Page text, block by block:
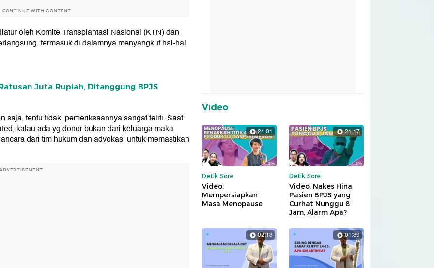
CONTINUE WITH CONTENT
oleh Komite Transplantasi Nasional (KTN) dan
termasuk di dalamnya menyangkut hal-hal
Juta Rupiah, Ditanggung BPJS
saja, tentu tidak, pemeriksaannya sangat teliti. Saat
kalau ada yg donor bukan dari keluarga maka
dari tim hukum dan advokasi untuk memastikan
ADVERTISEMENT
Video
24:01
Detik Sore
Video:
Mempersiapkan
Masa Menopause
21:17
Detik Sore
Video: Nakes Hina
Pasien BPJS yang
Curhat Nunggu 8
Jam, Alarm Apa?
02:13 01:39